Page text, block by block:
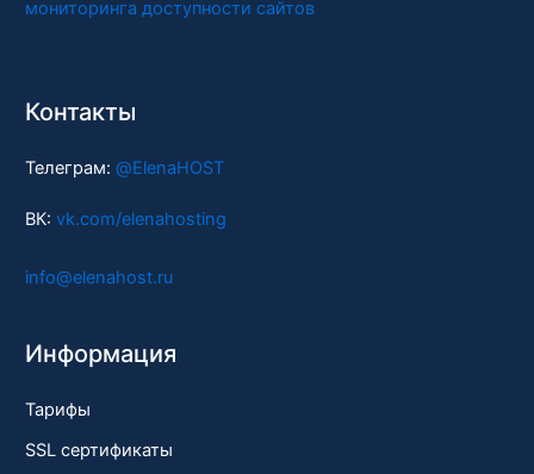
Контакты
Телеграм: @ElenaHOST
ВК: vk.com/elenahosting
info@elenahost.ru
Информация
Тарифы
SSL сертификаты